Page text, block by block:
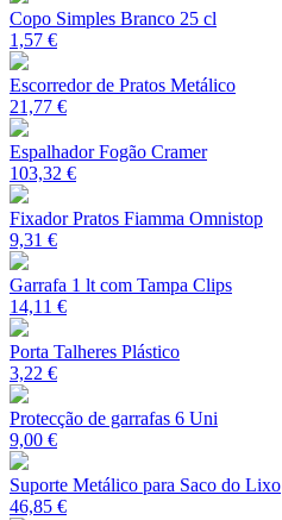
Copo Simples Branco 25 cl
1,57 €
Escorredor de Pratos Metálico
21,77 €
Espalhador Fogão Cramer
103,32 €
Fixador Pratos Fiamma Omnistop
9,31 €
Garrafa 1 lt com Tampa Clips
14,11 €
Porta Talheres Plástico
3,22 €
Protecção de garrafas 6 Uni
9,00 €
Suporte Metálico para Saco do Lixo
46,85 €